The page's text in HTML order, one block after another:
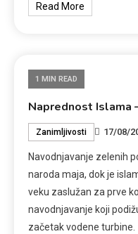
Read More
1 MIN READ
Naprednost Islama
Zanimljivosti 17/08/
Navodnjavanje zelenih
naroda maja, dok je
veku zaslužan za prve
navodnjavanje koji
začetak vodene turbine.